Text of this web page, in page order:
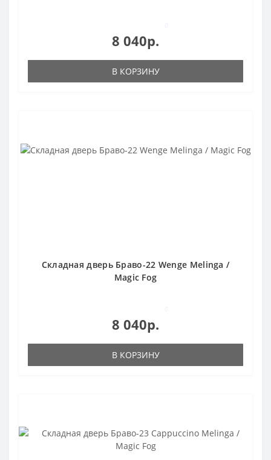
8 040р.
В КОРЗИНУ
Складная дверь Браво-22 Wenge Melinga /
Magic Fog
8 040р.
В КОРЗИНУ